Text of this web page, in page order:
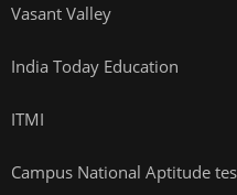
Vasant Valley
India Today Education
ITMI
Campus National Aptitude